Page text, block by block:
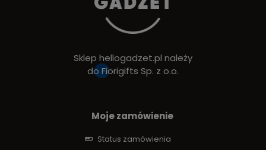
Sklep hellogadzet.pl należy
do Fiorigifts Sp. z o.o.
Moje zamówienie
Status zamówienia